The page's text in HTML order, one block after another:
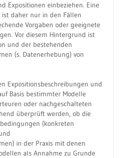
Expositionen einbeziehen. Eine
daher nur in den Fällen
Vorgaben oder geeignete
Vor diesem Hintergrund ist
und der bestehenden
(s. Datenerhebung) von
Expositionsbeschreibungen und
Basis bestimmter Modelle
oder nachgeschalteten
überprüft werden, ob die
(konkreten
in der Praxis mit denen
als Annahme zu Grunde